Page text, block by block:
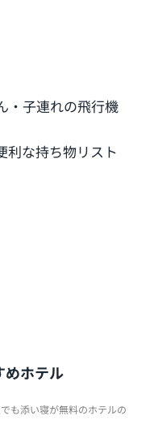
・子連れの飛行機
な持ち物リスト
めホテル
も添い寝が無料のホテルの